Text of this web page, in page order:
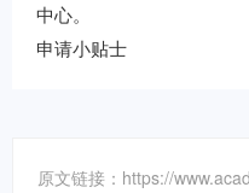
中心。
申请小贴士
原文链接：https://